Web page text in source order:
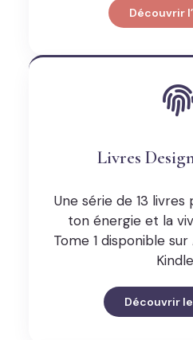
Découvrir
Livres
Une série de 13
ton énergie et la
Tome 1 disponible
Découvrir